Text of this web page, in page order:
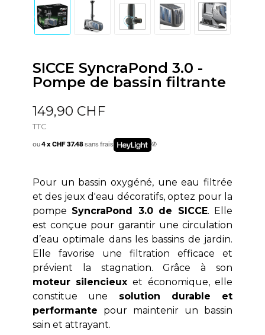
SICCE SyncraPond 3.0 -
Pompe de bassin filtrante
149,90 CHF
TTC
ou4 x CHF 37.48sans frais
Pour un bassin oxygéné, une eau filtrée
et des jeux d'eau décoratifs, optez pour la
pompe SyncraPond 3.0 de SICCE. Elle
est conçue pour garantir une circulation
d’eau optimale dans les bassins de jardin.
Elle favorise une filtration efficace et
prévient la stagnation. Grâce à son
moteur silencieux et économique, elle
constitue une solution durable et
performante pour maintenir un bassin
sain et attrayant.